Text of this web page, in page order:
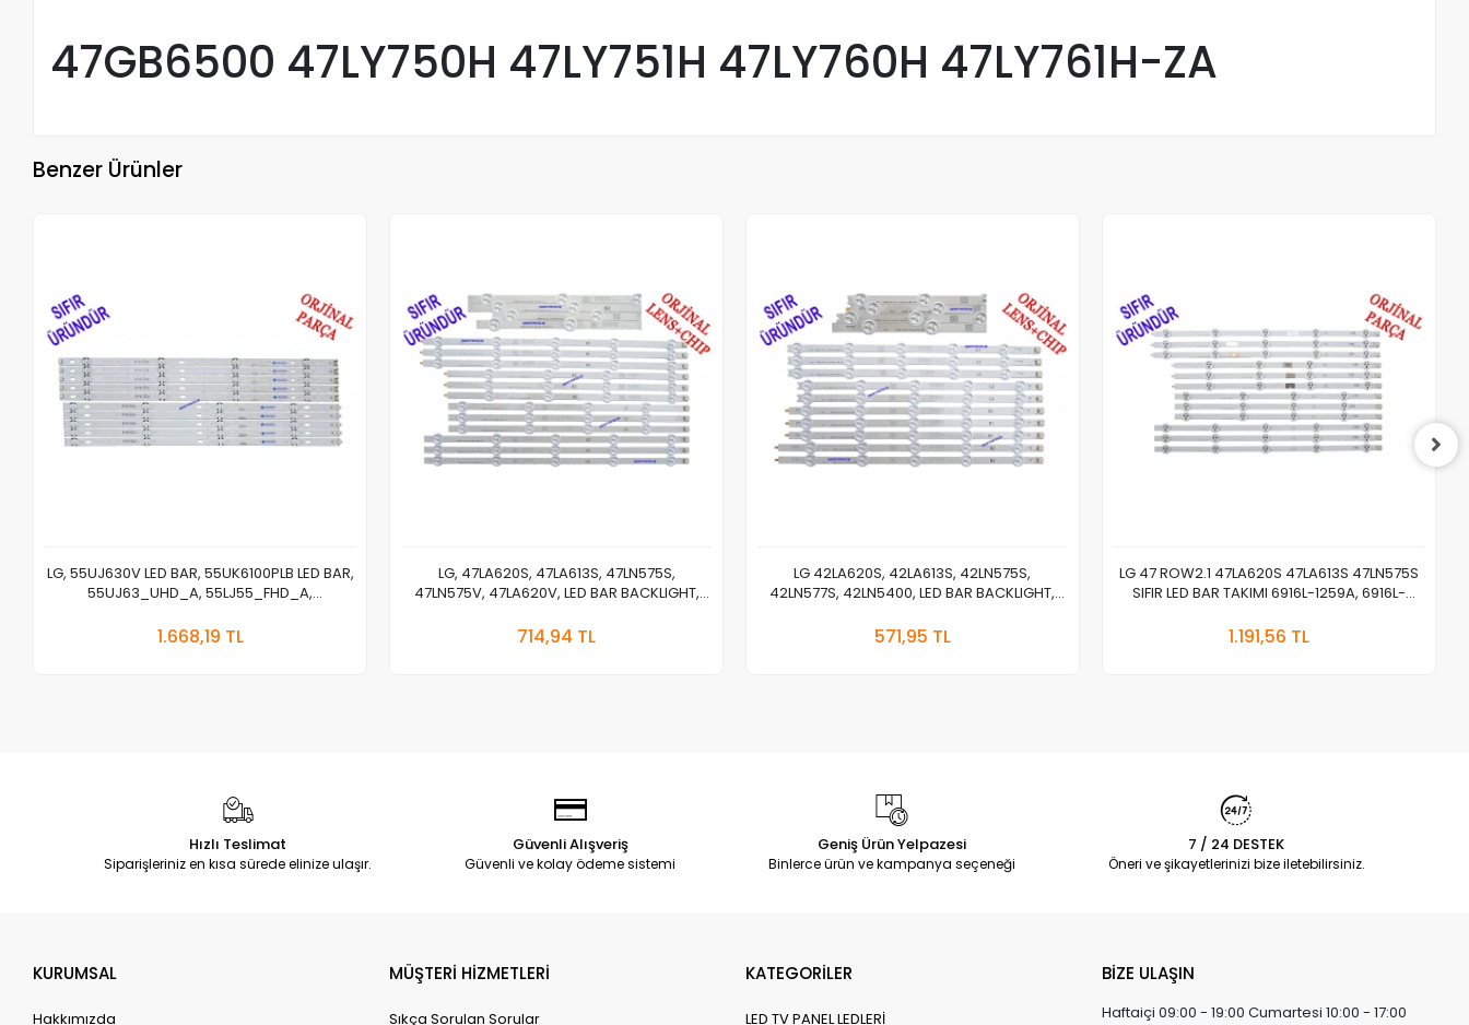
47GB6500 47LY750H 47LY751H 47LY760H 47LY761H-ZA
Benzer Ürünler
LG, 55UJ630V LED BAR, 55UK6100PLB LED BAR,
55UJ63_UHD_A, 55LJ55_FHD_A,
1.668,19 TL
LG, 47LA620S, 47LA613S, 47LN575S,
47LN575V, 47LA620V, LED BAR BACKLIGHT,
1262A, LC470DUE-SFU1
714,94 TL
LG 42LA620S, 42LA613S, 42LN575S,
42LN577S, 42LN5400, LED BAR BACKLIGHT,
1318A, 6916l-1338A, 6916L-1519A
571,95 TL
LG 47 ROW2.1 47LA620S 47LA613S 47LN575S
SIFIR LED BAR TAKIMI 6916L-1259A, 6916L-
LC470DUE-SFU1
1.191,56 TL
Hızlı Teslimat
Siparişleriniz en kısa sürede elinize ulaşır.
Güvenli Alışveriş
Güvenli ve kolay ödeme sistemi
Geniş Ürün Yelpazesi
Binlerce ürün ve kampanya seçeneği
7 / 24 DESTEK
Öneri ve şikayetlerinizi bize iletebilirsiniz.
KURUMSAL
Hakkımızda
MÜŞTERİ HİZMETLERİ
Sıkça Sorulan Sorular
KATEGORİLER
LED TV PANEL LEDLERİ
BİZE ULAŞIN
Haftaiçi 09:00 - 19:00 Cumartesi 10:00 - 17:00